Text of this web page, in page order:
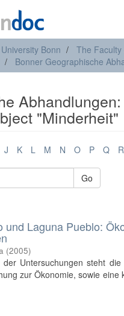
Bonn The
Bonner Geographische
"Minderheit"
J K L M N O P Q R
Go
und Laguna Pueblo:
(2005)
der Untersuchungen steht
zur Ökonomie, sowie